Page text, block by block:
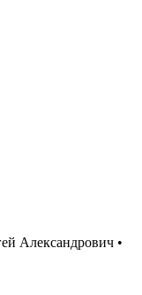
Александрович •